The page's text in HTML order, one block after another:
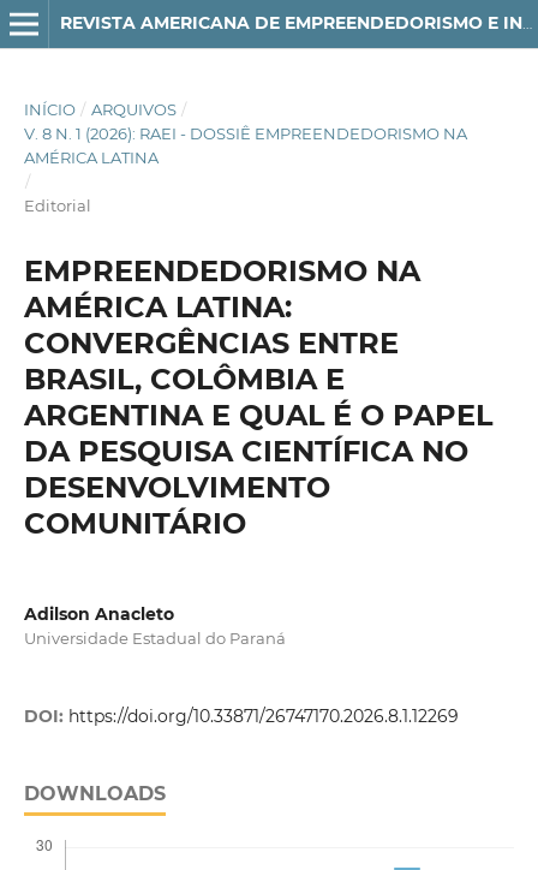
REVISTA AMERICANA DE EMPREENDEDORISMO E INOVAÇÃO
INÍCIO / ARQUIVOS /
V. 8 N. 1 (2026): RAEI - DOSSIÊ EMPREENDEDORISMO NA
AMÉRICA LATINA
/
Editorial
EMPREENDEDORISMO NA
AMÉRICA LATINA:
CONVERGÊNCIAS ENTRE
BRASIL, COLÔMBIA E
ARGENTINA E QUAL É O PAPEL
DA PESQUISA CIENTÍFICA NO
DESENVOLVIMENTO
COMUNITÁRIO
Adilson Anacleto
Universidade Estadual do Paraná
DOI: https://doi.org/10.33871/26747170.2026.8.1.12269
DOWNLOADS